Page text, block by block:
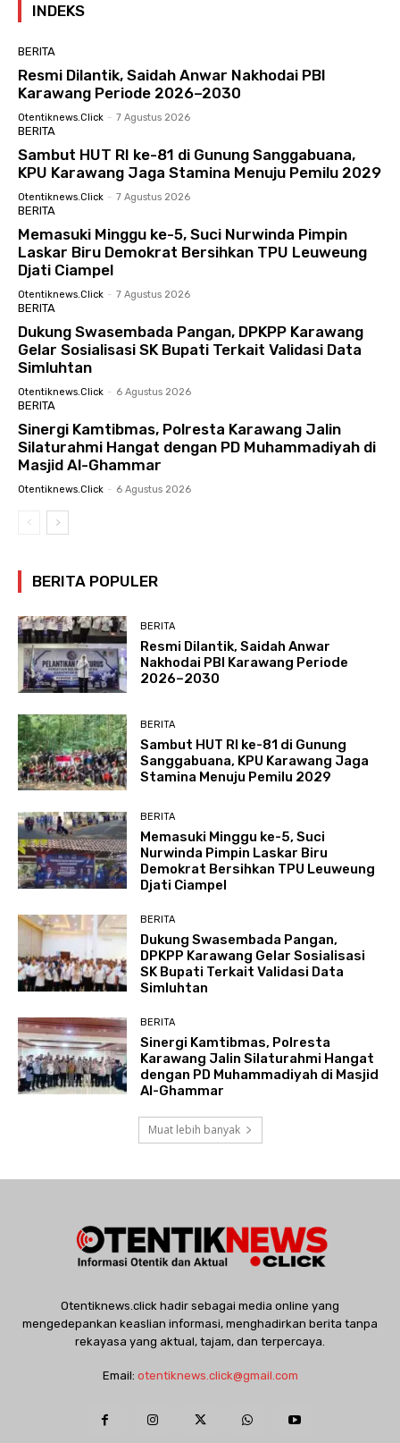
INDEKS
BERITA
Resmi Dilantik, Saidah Anwar Nakhodai PBI
Karawang Periode 2026–2030
Otentiknews.click - 7 Agustus 2026
BERITA
Sambut HUT RI ke-81 di Gunung Sanggabuana,
KPU Karawang Jaga Stamina Menuju Pemilu 2029
Otentiknews.click - 7 Agustus 2026
BERITA
Memasuki Minggu ke-5, Suci Nurwinda Pimpin
Laskar Biru Demokrat Bersihkan TPU Leuweung
Djati Ciampel
Otentiknews.click - 7 Agustus 2026
BERITA
Dukung Swasembada Pangan, DPKPP Karawang
Gelar Sosialisasi SK Bupati Terkait Validasi Data
Simluhtan
Otentiknews.click - 6 Agustus 2026
BERITA
Sinergi Kamtibmas, Polresta Karawang Jalin
Silaturahmi Hangat dengan PD Muhammadiyah di
Masjid Al-Ghammar
Otentiknews.click - 6 Agustus 2026
BERITA POPULER
BERITA
Resmi Dilantik, Saidah Anwar
Nakhodai PBI Karawang Periode
2026–2030
BERITA
Sambut HUT RI ke-81 di Gunung
Sanggabuana, KPU Karawang Jaga
Stamina Menuju Pemilu 2029
BERITA
Memasuki Minggu ke-5, Suci
Nurwinda Pimpin Laskar Biru
Demokrat Bersihkan TPU Leuweung
Djati Ciampel
BERITA
Dukung Swasembada Pangan,
DPKPP Karawang Gelar Sosialisasi
SK Bupati Terkait Validasi Data
Simluhtan
BERITA
Sinergi Kamtibmas, Polresta
Karawang Jalin Silaturahmi Hangat
dengan PD Muhammadiyah di Masjid
Al-Ghammar
Muat lebih banyak
Otentiknews.click hadir sebagai media online yang
mengedepankan keaslian informasi, menghadirkan berita tanpa
rekayasa yang aktual, tajam, dan terpercaya.
Email: otentiknews.click@gmail.com